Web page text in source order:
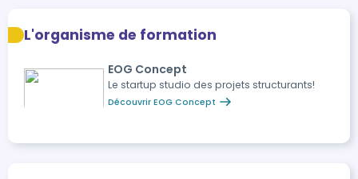
L'organisme de formation
EOG Concept
Le startup studio des projets structurants!
Découvrir EOG Concept